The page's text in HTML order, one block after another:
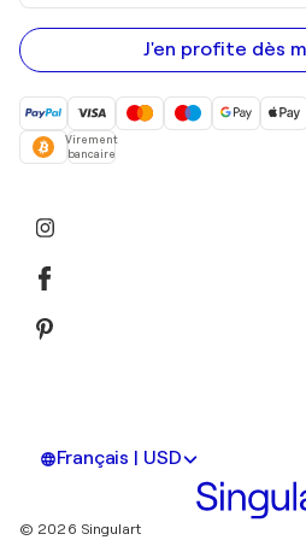
adresse
e-
mail
J'en profite dès
Virement
bancaire
Français | USD
© 2026 Singulart